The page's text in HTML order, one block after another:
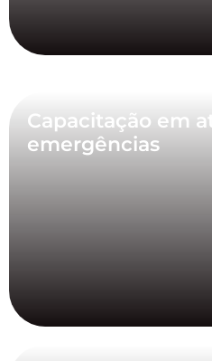
Capacitação em
emergências